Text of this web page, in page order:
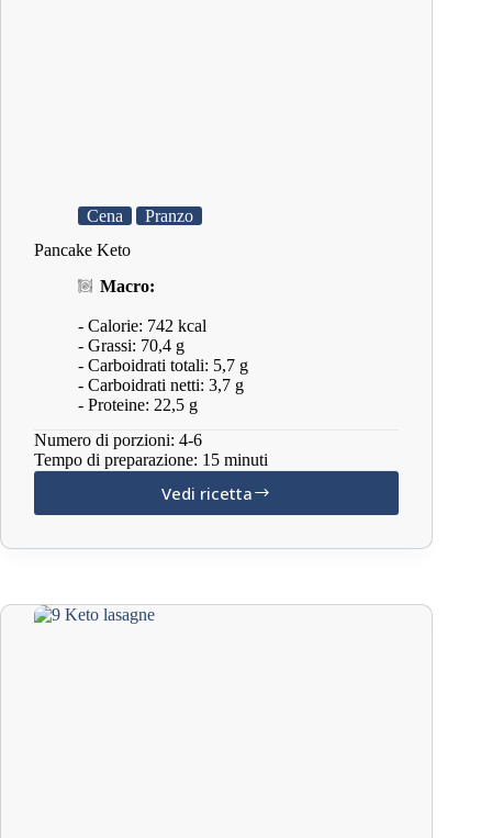
Cena
Pranzo
Pancake Keto
Macro:
- Calorie: 742 kcal
- Grassi: 70,4 g
- Carboidrati totali: 5,7 g
- Carboidrati netti: 3,7 g
- Proteine: 22,5 g
Numero di porzioni: 4-6
Tempo di preparazione: 15 minuti
Vedi ricetta
Pancake